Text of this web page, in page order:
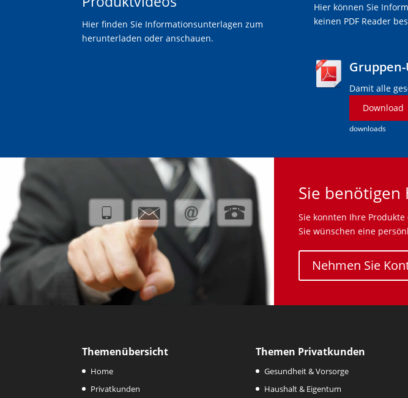
Hier finden Sie Informationsunterlagen zum
herunterladen oder anschauen.
Hier können Sie
keinen PDF Reader
Damit alle
Download
downloads
Sie benötigen
Sie konnten Ihre
Sie wünschen eine
Nehmen Sie
Themenübersicht
Home
Privatkunden
Themen Privatkunden
Gesundheit & Vorsorge
Haushalt & Eigentum